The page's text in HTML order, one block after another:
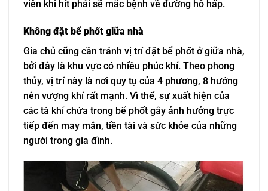
viên khi hít phải sẽ mắc bệnh về đường hô hấp.
Không đặt bể phốt giữa nhà
Gia chủ cũng cần tránh vị trí đặt bể phốt ở giữa nhà,
bởi đây là khu vực có nhiều phúc khí. Theo phong
thủy, vị trí này là nơi quy tụ của 4 phương, 8 hướng
nên vượng khí rất mạnh. Vì thế, sự xuất hiện của
các tà khí chứa trong bể phốt gây ảnh hưởng trực
tiếp đến may mắn, tiền tài và sức khỏe của những
người trong gia đình.